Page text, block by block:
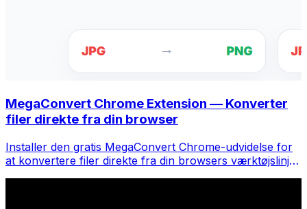
MegaConvert Chrome Extension — Konverter
filer direkte fra din browser
Installer den gratis MegaConvert Chrome-udvidelse for
at konvertere filer direkte fra din browsers værktøjslinje.